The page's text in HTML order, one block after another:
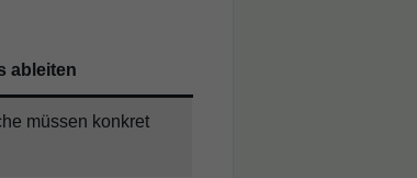
ableiten
müssen konkret